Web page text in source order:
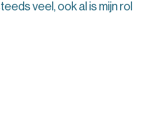
veel, ook al is mijn rol